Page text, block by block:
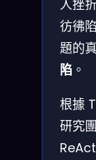
人挫
彷彿
題的
陷 。
根據
研究